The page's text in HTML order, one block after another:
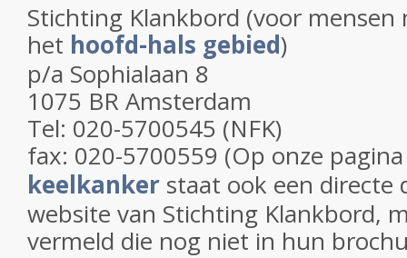
Stichting Klankbord (voor
het hoofd-hals gebied)
p/a Sophialaan 8
1075 BR Amsterdam
Tel: 020-5700545 (NFK)
fax: 020-5700559 (Op onze
keelkanker staat ook een directe
website van Stichting Klankbord,
vermeld die nog niet in hun